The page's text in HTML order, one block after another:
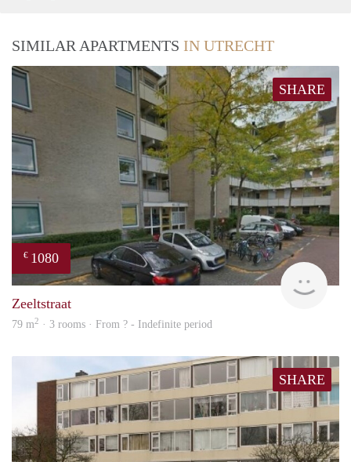
SIMILAR APARTMENTS IN UTRECHT
SHARE
€ 1080
Zeeltstraat
79 m2 · 3 rooms · From ? - Indefinite period
SHARE